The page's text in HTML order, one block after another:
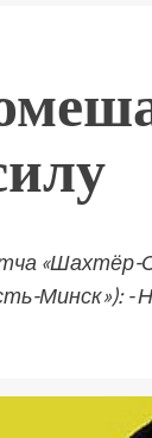
«Шахтёр-
Минск»): -